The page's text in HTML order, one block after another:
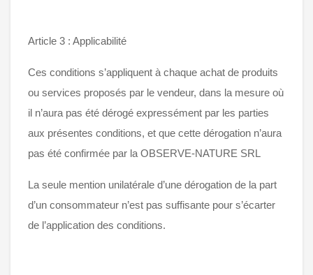
Article 3 : Applicabilité
Ces conditions s’appliquent à chaque achat de produits
ou services proposés par le vendeur, dans la mesure où
il n’aura pas été dérogé expressément par les parties
aux présentes conditions, et que cette dérogation n’aura
pas été confirmée par la OBSERVE-NATURE SRL
La seule mention unilatérale d’une dérogation de la part
d’un consommateur n’est pas suffisante pour s’écarter
de l’application des conditions.